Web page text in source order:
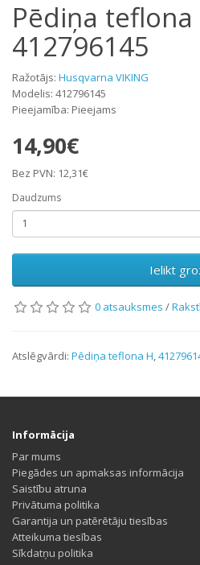
Pēdiņa teflona
412796145
Ražotājs: Husqvarna VIKING
Modelis: 412796145
Pieejamība: Pieejams
14,90€
Bez PVN: 12,31€
Daudzums
Ielikt
0 atsauksmes /
Atslēgvārdi: Pēdiņa teflona H,
Informācija
Par mums
Piegādes un apmaksas informācija
Saistību atruna
Privātuma politika
Garantija un patērētāju tiesības
Atteikuma tiesības
Sīkdatņu politika